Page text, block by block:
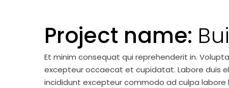
Project name:
Et minim consequat qui reprehenderit in.
excepteur occaecat et cupidatat. Labore duis
incididunt excepteur commodo ad culpa labore